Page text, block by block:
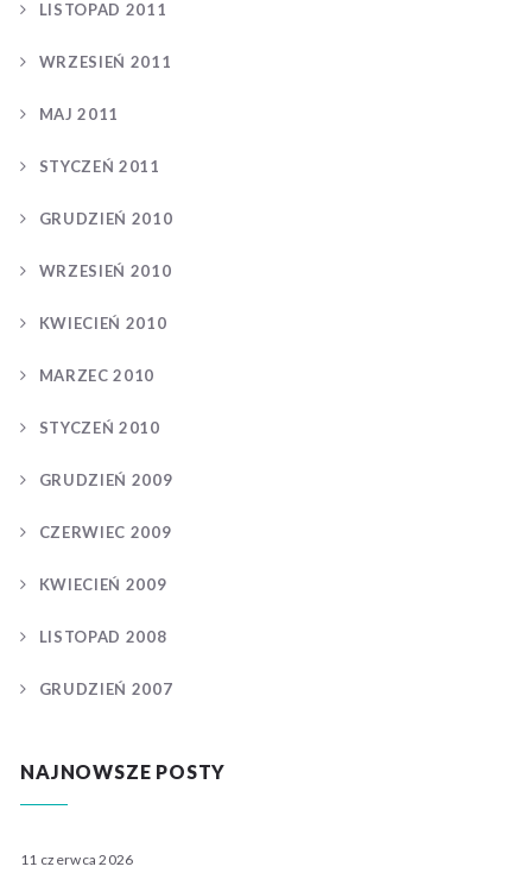
LISTOPAD 2011
WRZESIEŃ 2011
MAJ 2011
STYCZEŃ 2011
GRUDZIEŃ 2010
WRZESIEŃ 2010
KWIECIEŃ 2010
MARZEC 2010
STYCZEŃ 2010
GRUDZIEŃ 2009
CZERWIEC 2009
KWIECIEŃ 2009
LISTOPAD 2008
GRUDZIEŃ 2007
NAJNOWSZE POSTY
11 czerwca 2026